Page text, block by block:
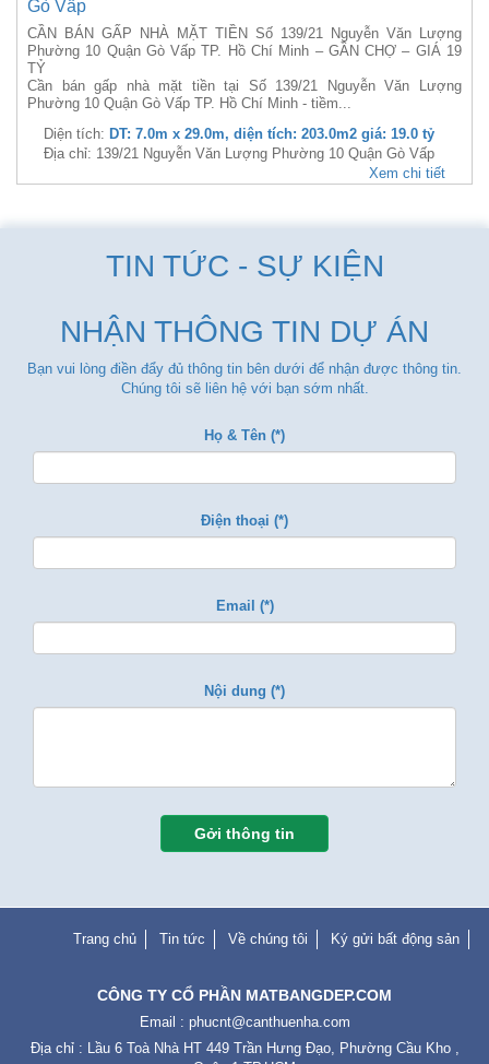
Gò Vấp
CẦN BÁN GẤP NHÀ MẶT TIỀN Số 139/21 Nguyễn Văn Lượng
Phường 10 Quận Gò Vấp TP. Hồ Chí Minh – GẦN CHỢ – GIÁ 19
TỶ
Cần bán gấp nhà mặt tiền tại Số 139/21 Nguyễn Văn Lượng
Phường 10 Quận Gò Vấp TP. Hồ Chí Minh - tiềm...
Diện tích: DT: 7.0m x 29.0m, diện tích: 203.0m2 giá: 19.0 tỷ
Địa chỉ: 139/21 Nguyễn Văn Lượng Phường 10 Quận Gò Vấp
Xem chi tiết
TIN TỨC - SỰ KIỆN
NHẬN THÔNG TIN DỰ ÁN
Bạn vui lòng điền đẩy đủ thông tin bên dưới để nhận được thông tin.
Chúng tôi sẽ liên hệ với bạn sớm nhất.
Họ & Tên (*)
Điện thoại (*)
Email (*)
Nội dung (*)
Gởi thông tin
Trang chủ Tin tức Về chúng tôi Ký gửi bất động sản
CÔNG TY CỔ PHẦN MATBANGDEP.COM
Email : phucnt@canthuenha.com
Địa chỉ : Lầu 6 Toà Nhà HT 449 Trần Hưng Đạo, Phường Cầu Kho ,